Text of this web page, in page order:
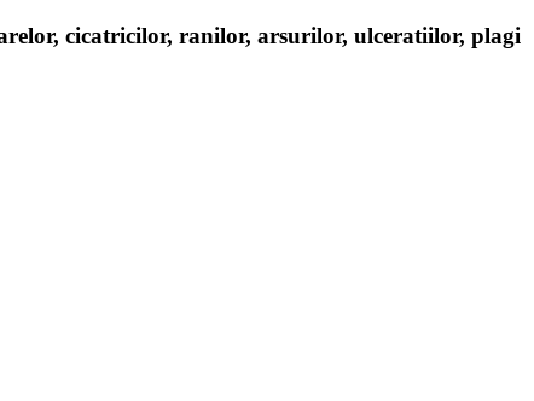
cicatricilor, ranilor, arsurilor, ulceratiilor, plagi